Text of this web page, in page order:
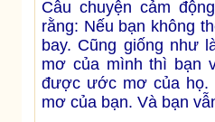
Câu chuyện cảm
rằng: Nếu bạn không
bay. Cũng giống như
mơ của mình thì bạn
được ước mơ của họ.
mơ của bạn. Và bạn